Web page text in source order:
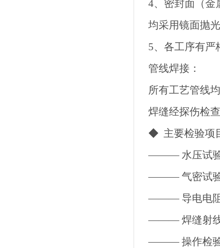
4、密封面（
均采用
5、各工
管线焊接：
所有工艺管
焊缝经探伤
◆ 主
———
———
——— 导
——— 焊
——— 操作